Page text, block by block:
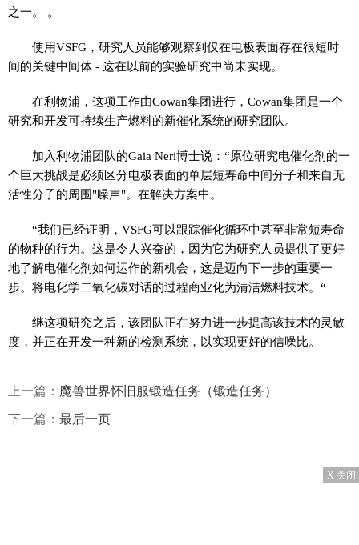
之一。 。
使用VSFG，研究人员能够观察到仅在电极表面存在很短时
间的关键中间体 - 这在以前的实验研究中尚未实现。
在利物浦，这项工作由Cowan集团进行，Cowan集团是一个
研究和开发可持续生产燃料的新催化系统的研究团队。
加入利物浦团队的Gaia Neri博士说：“原位研究电催化剂的一
个巨大挑战是必须区分电极表面的单层短寿命中间分子和来自无
活性分子的周围"噪声"。在解决方案中。
“我们已经证明，VSFG可以跟踪催化循环中甚至非常短寿命
的物种的行为。这是令人兴奋的，因为它为研究人员提供了更好
地了解电催化剂如何运作的新机会，这是迈向下一步的重要一
步。将电化学二氧化碳对话的过程商业化为清洁燃料技术。“
继这项研究之后，该团队正在努力进一步提高该技术的灵敏
度，并正在开发一种新的检测系统，以实现更好的信噪比。
上一篇： 魔兽世界怀旧服锻造任务（锻造任务）
下一篇： 最后一页
X 关闭